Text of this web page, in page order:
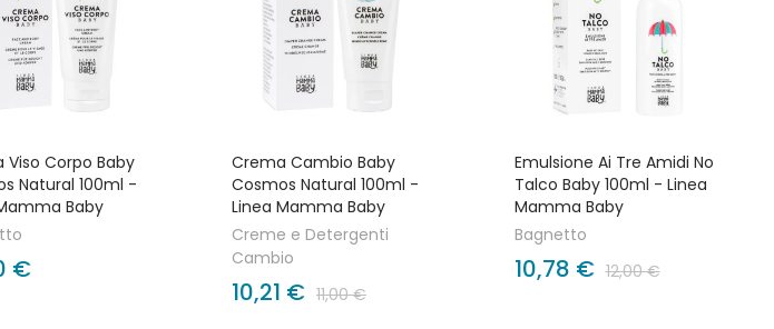
Viso Corpo Baby
Natural 100ml -
Baby
€
Crema Cambio Baby
Cosmos Natural 100ml -
Linea Mamma Baby
Creme e Detergenti
Cambio
10,21 € 11,00 €
Emulsione Ai Tre Amidi No
Talco Baby 100ml - Linea
Mamma Baby
Bagnetto
10,78 € 12,00 €